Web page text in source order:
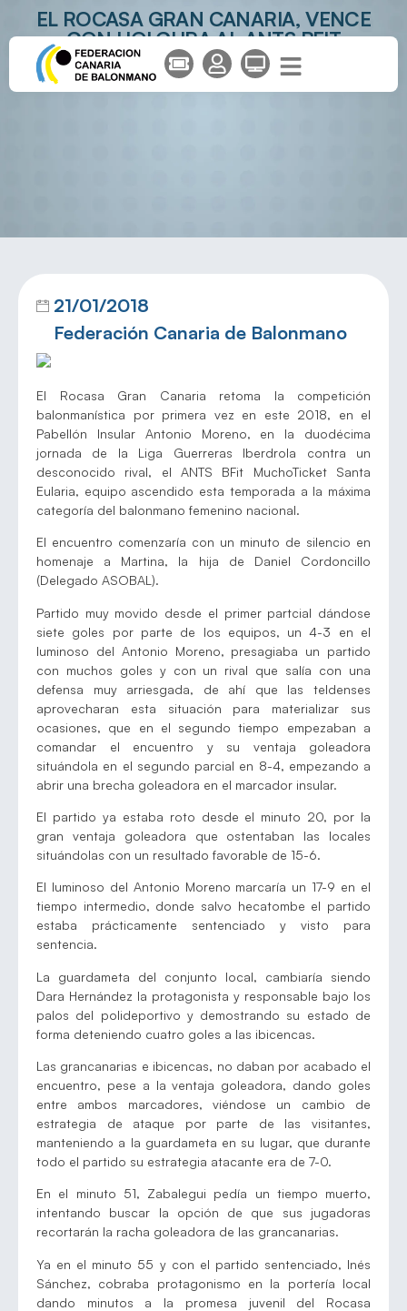
EL ROCASA GRAN CANARIA, VENCE
CON HOLGURA AL ANTS BFIT
MUCHOTICKET SANTA EULARIA
21/01/2018
Federación Canaria de Balonmano
El Rocasa Gran Canaria retoma la competición
balonmanística por primera vez en este 2018, en el
Pabellón Insular Antonio Moreno, en la duodécima
jornada de la Liga Guerreras Iberdrola contra un
desconocido rival, el ANTS BFit MuchoTicket Santa
Eularia, equipo ascendido esta temporada a la máxima
categoría del balonmano femenino nacional.
El encuentro comenzaría con un minuto de silencio en
homenaje a Martina, la hija de Daniel Cordoncillo
(Delegado ASOBAL).
Partido muy movido desde el primer partcial dándose
siete goles por parte de los equipos, un 4-3 en el
luminoso del Antonio Moreno, presagiaba un partido
con muchos goles y con un rival que salía con una
defensa muy arriesgada, de ahí que las teldenses
aprovecharan esta situación para materializar sus
ocasiones, que en el segundo tiempo empezaban a
comandar el encuentro y su ventaja goleadora
situándola en el segundo parcial en 8-4, empezando a
abrir una brecha goleadora en el marcador insular.
El partido ya estaba roto desde el minuto 20, por la
gran ventaja goleadora que ostentaban las locales
situándolas con un resultado favorable de 15-6.
El luminoso del Antonio Moreno marcaría un 17-9 en el
tiempo intermedio, donde salvo hecatombe el partido
estaba prácticamente sentenciado y visto para
sentencia.
La guardameta del conjunto local, cambiaría siendo
Dara Hernández la protagonista y responsable bajo los
palos del polideportivo y demostrando su estado de
forma deteniendo cuatro goles a las ibicencas.
Las grancanarias e ibicencas, no daban por acabado el
encuentro, pese a la ventaja goleadora, dando goles
entre ambos marcadores, viéndose un cambio de
estrategia de ataque por parte de las visitantes,
manteniendo a la guardameta en su lugar, que durante
todo el partido su estrategia atacante era de 7-0.
En el minuto 51, Zabalegui pedía un tiempo muerto,
intentando buscar la opción de que sus jugadoras
recortarán la racha goleadora de las grancanarias.
Ya en el minuto 55 y con el partido sentenciado, Inés
Sánchez, cobraba protagonismo en la portería local
dando minutos a la promesa juvenil del Rocasa